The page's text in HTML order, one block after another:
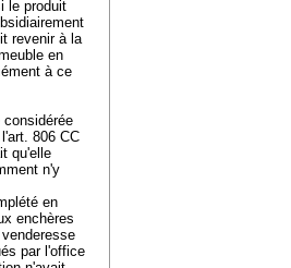
le produit
revenir à la
en
à ce
art. 806 CC
qu'elle
n'y
en
enchères
par l'office